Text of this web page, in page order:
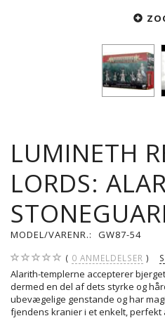
LUMINETH
LORDS:
MODEL/VARENR.: GW87-54
0 ANMELDELSER
Alarith-templerne accepterer
dermed en del af dets styrke og
ubevægelige genstande og har
fjendens kranier i et enkelt, perfekt